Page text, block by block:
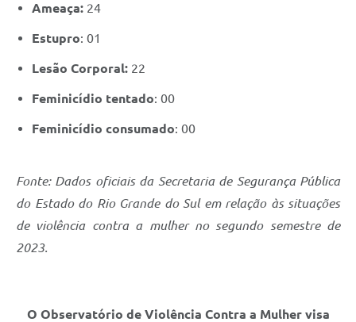
Ameaça: 24
​Estupro: 01
Lesão Corporal: 22
Feminicídio tentado: 00
Feminicídio consumado: 00
Fonte: Dados oficiais da Secretaria de Segurança Pública
do Estado do Rio Grande do Sul em relação às situações
de violência contra a mulher no segundo semestre de
2023.
O Observatório de Violência Contra a Mulher visa